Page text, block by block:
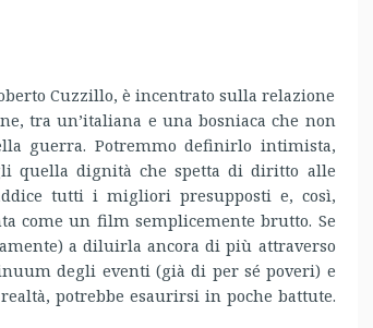
Cuzzillo, è incentrato sulla relazione
tra un’italiana e una bosniaca che non
guerra. Potremmo definirlo intimista,
quella dignità che spetta di diritto alle
tutti i migliori presupposti e, così,
come un film semplicemente brutto. Se
a diluirla ancora di più attraverso
degli eventi (già di per sé poveri) e
potrebbe esaurirsi in poche battute.